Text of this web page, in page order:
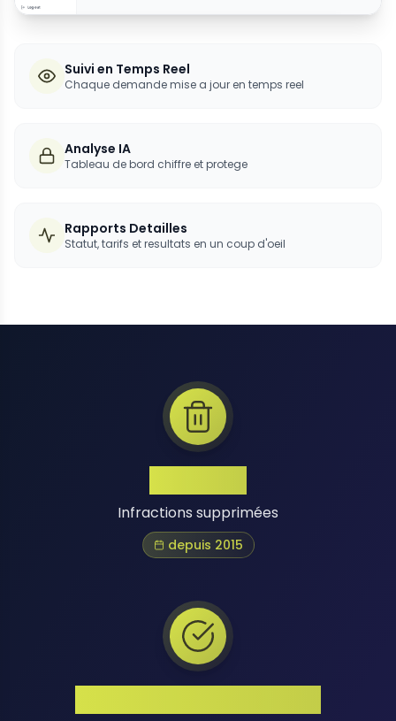
Suivi en Temps Reel
Chaque demande mise a jour en temps reel
Analyse IA
Tableau de bord chiffre et protege
Rapports Detailles
Statut, tarifs et resultats en un coup d'oeil
Infractions supprimées
depuis 2015